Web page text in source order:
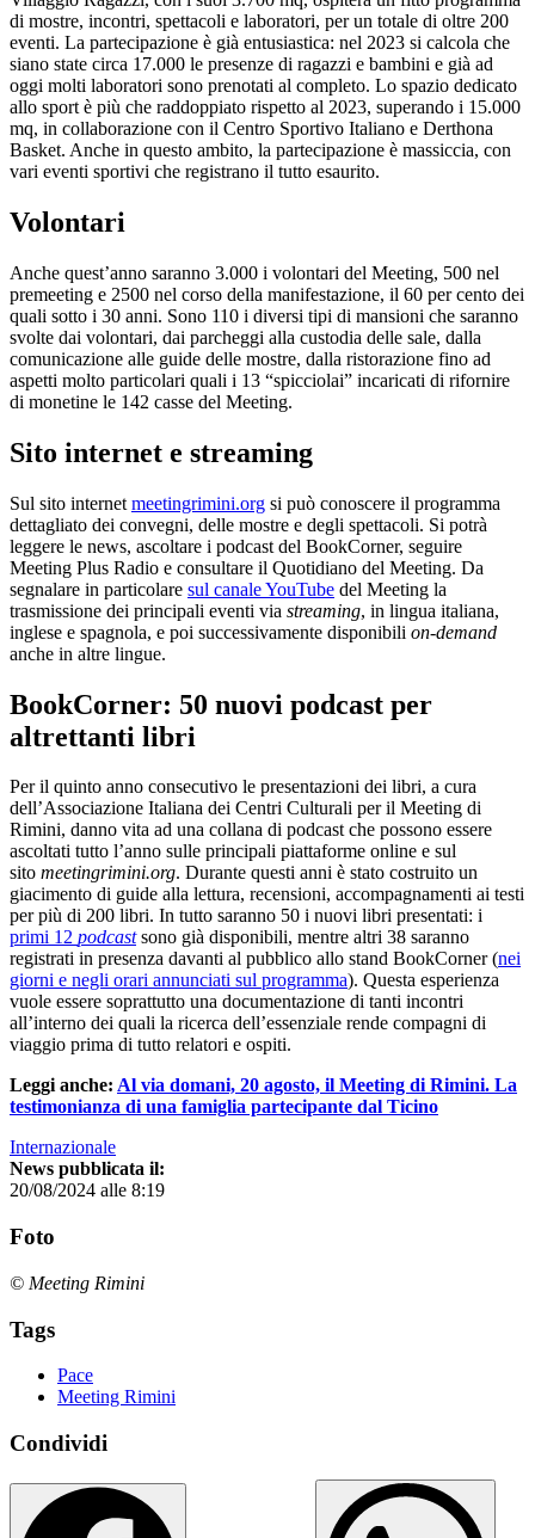
di mostre, incontri, spettacoli e laboratori, per un totale di oltre 200
eventi. La partecipazione è già entusiastica: nel 2023 si calcola che
siano state circa 17.000 le presenze di ragazzi e bambini e già ad
oggi molti laboratori sono prenotati al completo. Lo spazio dedicato
allo sport è più che raddoppiato rispetto al 2023, superando i 15.000
mq, in collaborazione con il Centro Sportivo Italiano e Derthona
Basket. Anche in questo ambito, la partecipazione è massiccia, con
vari eventi sportivi che registrano il tutto esaurito.
Volontari
Anche quest’anno saranno 3.000 i volontari del Meeting, 500 nel
premeeting e 2500 nel corso della manifestazione, il 60 per cento dei
quali sotto i 30 anni. Sono 110 i diversi tipi di mansioni che saranno
svolte dai volontari, dai parcheggi alla custodia delle sale, dalla
comunicazione alle guide delle mostre, dalla ristorazione fino ad
aspetti molto particolari quali i 13 “spicciolai” incaricati di rifornire
di monetine le 142 casse del Meeting.
Sito internet e streaming
Sul sito internet meetingrimini.org si può conoscere il programma
dettagliato dei convegni, delle mostre e degli spettacoli. Si potrà
leggere le news, ascoltare i podcast del BookCorner, seguire
Meeting Plus Radio e consultare il Quotidiano del Meeting. Da
segnalare in particolare sul canale YouTube del Meeting la
trasmissione dei principali eventi via streaming, in lingua italiana,
inglese e spagnola, e poi successivamente disponibili on-demand
anche in altre lingue.
BookCorner: 50 nuovi podcast per
altrettanti libri
Per il quinto anno consecutivo le presentazioni dei libri, a cura
dell’Associazione Italiana dei Centri Culturali per il Meeting di
Rimini, danno vita ad una collana di podcast che possono essere
ascoltati tutto l’anno sulle principali piattaforme online e sul
sito meetingrimini.org. Durante questi anni è stato costruito un
giacimento di guide alla lettura, recensioni, accompagnamenti ai testi
per più di 200 libri. In tutto saranno 50 i nuovi libri presentati: i
primi 12 podcast sono già disponibili, mentre altri 38 saranno
registrati in presenza davanti al pubblico allo stand BookCorner (nei
giorni e negli orari annunciati sul programma). Questa esperienza
vuole essere soprattutto una documentazione di tanti incontri
all’interno dei quali la ricerca dell’essenziale rende compagni di
viaggio prima di tutto relatori e ospiti.
Leggi anche: Al via domani, 20 agosto, il Meeting di Rimini. La
testimonianza di una famiglia partecipante dal Ticino
Internazionale
News pubblicata il:
20/08/2024 alle 8:19
Foto
© Meeting Rimini
Tags
Pace
Meeting Rimini
Condividi